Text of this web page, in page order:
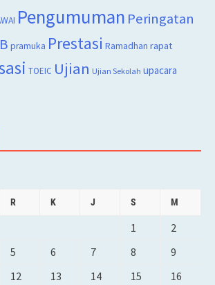
Pengumuman Peringatan
pramuka Prestasi Ramadhan rapat
TOEIC Ujian Ujian Sekolah upacara
R K J S M
1
2
5 6 7 8
9
12 13 14 15 16